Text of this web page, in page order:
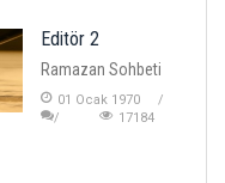
Editör 2
Ramazan Sohbeti
01 Ocak 1970
17184